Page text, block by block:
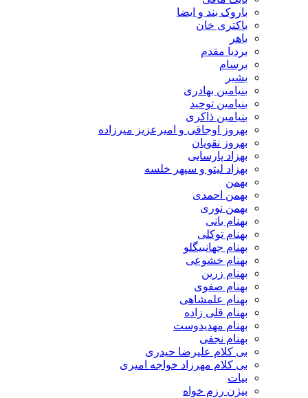
باروک بند و ایضا
باکتری خان
باهر
بردیا مقدم
برسام
بشیر
بنیامین بهادری
بنیامین توحید
بنیامین ذاکری
بهروز اوجاقی و امیرعزیز میرزاده
بهروز نقویان
بهزاد پارسایی
بهزاد لیتو و سپهر خلسه
بهمن
بهمن احمدی
بهمن نوری
بهنام بانی
بهنام توکلی
بهنام جهانبیگلو
بهنام خشوعی
بهنام زرین
بهنام صفوی
بهنام علمشاهی
بهنام قلی زاده
بهنام مهدیدوست
بهنام نجفی
بی کلام علیرضا حیدری
بی کلام مهرزاد خواجه امیری
بیات
بیژن رزم خواه